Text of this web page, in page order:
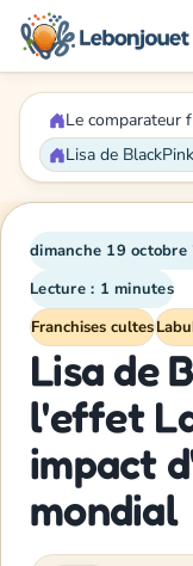
Le comparateur
dimanche 19 octobre
Lecture : 1 minutes
Franchises cultes
Lisa de
l'effet
impact
mondial